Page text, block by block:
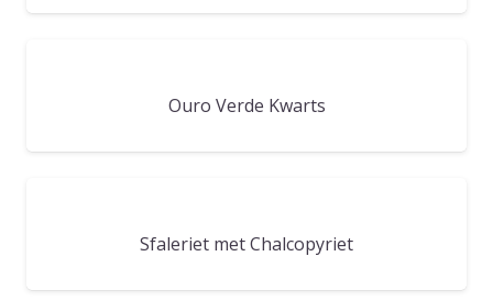
Ouro Verde Kwarts
Sfaleriet met Chalcopyriet